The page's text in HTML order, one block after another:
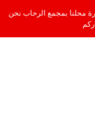
محلنا بمجمع الرحاب نحن